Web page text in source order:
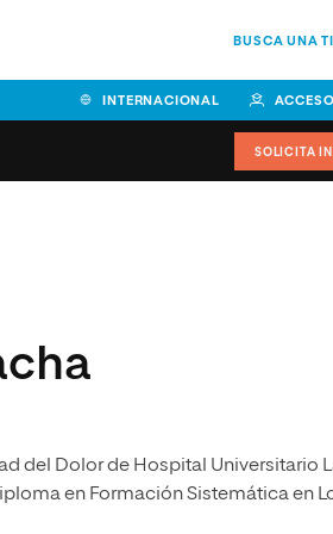
BUSCA UNA
INTERNACIONAL
Salud
Escuela Superior de Ingeniería
y Tecnología (ESIT)
SOLICITA
del Dolor de Hospital Universitario
en Formación Sistemática en